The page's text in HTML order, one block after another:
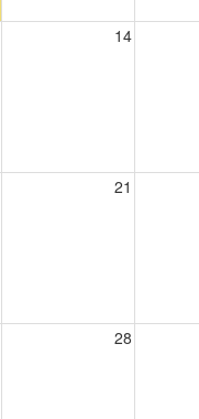
14
21
28